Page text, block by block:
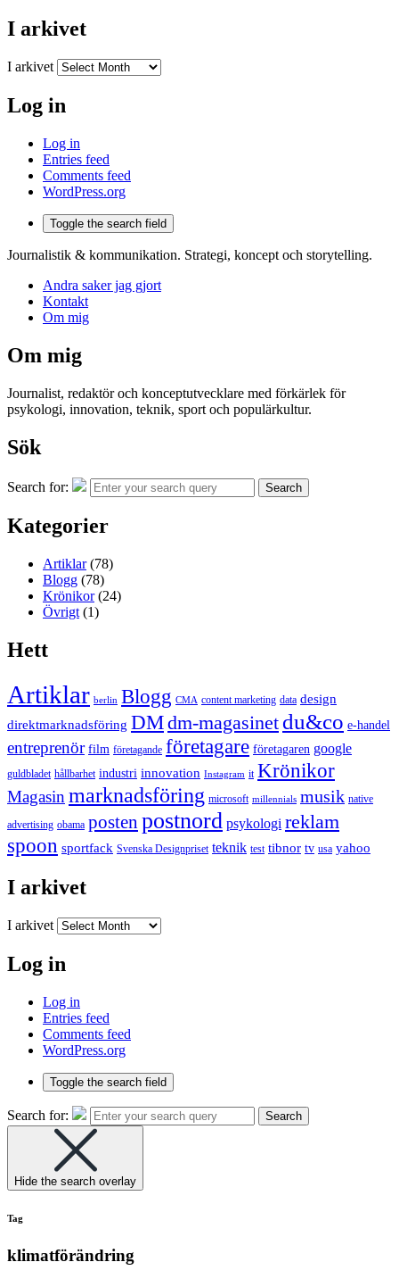
I arkivet
I arkivet
Log in
Log in
Entries feed
Comments feed
WordPress.org
Toggle the search field
Journalistik & kommunikation. Strategi, koncept och storytelling.
Andra saker jag gjort
Kontakt
Om mig
Om mig
Journalist, redaktör och konceptutvecklare med förkärlek för
psykologi, innovation, teknik, sport och populärkultur.
Sök
Search for: Search
Kategorier
Artiklar(78)
Blogg (78)
Krönikor(24)
Övrigt (1)
Hett
Artiklar berlin Blogg CMA content marketing data design
direktmarknadsföring DMdm-magasinet du&co e-handel
entreprenör film företagande företagare företagaren google
guldbladet hållbarhet industri innovation Instagram it Krönikor
Magasin marknadsföring microsoft millennials musik native
advertising obama posten postnord psykologi reklam
spoon sportfack Svenska Designpriset teknik test tibnor tv usa yahoo
I arkivet
I arkivet
Log in
Log in
Entries feed
Comments feed
WordPress.org
Toggle the search field
Search for: Search
Hide the search overlay
Tag
klimatförändring